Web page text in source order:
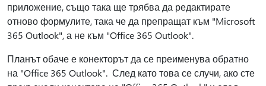
приложение, също така ще трябва да редактирате
отново формулите, така че да препращат към "Microsoft
365 Outlook", а не към "Office 365 Outlook".
Планът обаче е конекторът да се преименува обратно
на "Office 365 Outlook". След като това се случи, ако сте